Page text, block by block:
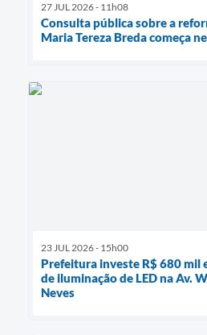
27 JUL 2026 - 11h08
Consulta pública sobre a
Maria Tereza Breda começa
23 JUL 2026 - 15h00
Prefeitura investe R$ 680 mil
de iluminação de LED na Av.
Neves